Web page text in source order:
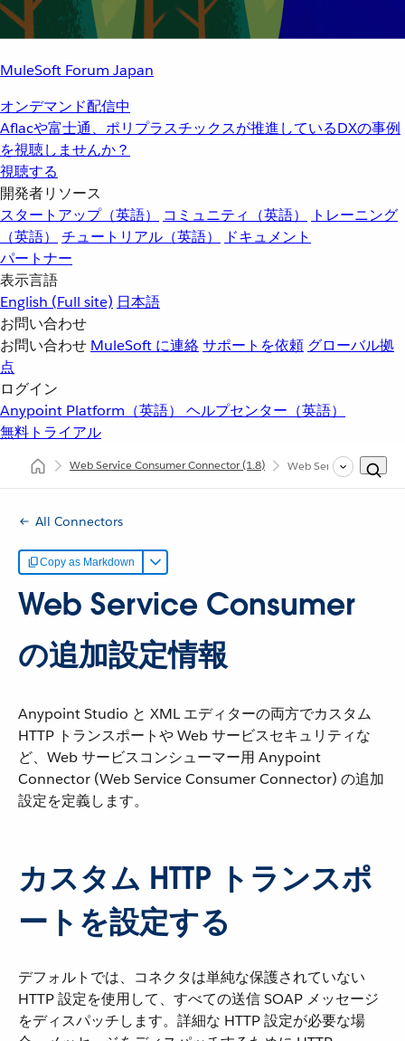
MuleSoft Forum Japan
オンデマンド配信中
Aflacや富士通、ポリプラスチックスが推進しているDXの事例
を視聴しませんか？
視聴する
開発者リソース
スタートアップ（英語）
コミュニティ（英語）
トレーニング
（英語）
チュートリアル（英語）
ドキュメント
パートナー
表示言語
English (Full site) 日本語
お問い合わせ
お問い合わせ MuleSoft に連絡サポートを依頼 グローバル拠
点
ログイン
Anypoint Platform（英語） ヘルプセンター（英語）
無料トライアル
Web Service Consumer Connector(1.8) Web Service
All Connectors
Copy as Markdown
Web Service Consumer
の追加設定情報
Anypoint Studio と XML エディターの両方でカスタム
HTTP トランスポートや Web サービスセキュリティな
ど、Web サービスコンシューマー用 Anypoint
Connector (Web Service Consumer Connector) の追加
設定を定義します。
カスタム HTTP トランスポ
ートを設定する
デフォルトでは、コネクタは単純な保護されていない
HTTP 設定を使用して、すべての送信 SOAP メッセージ
をディスパッチします。詳細な HTTP 設定が必要な場